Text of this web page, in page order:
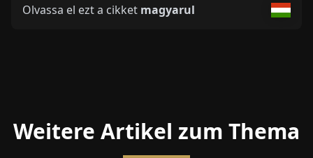
Olvassa el ezt a cikket magyarul
Weitere Artikel zum Thema